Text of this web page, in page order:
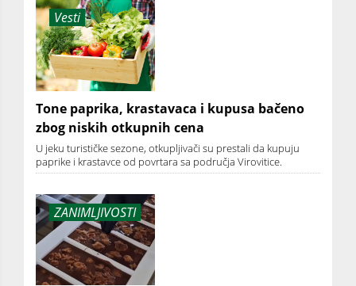
Vesti
Tone paprika, krastavaca i kupusa bačeno
zbog niskih otkupnih cena
U jeku turističke sezone, otkupljivači su prestali da kupuju
paprike i krastavce od povrtara sa područja Virovitice.
ZANIMLJIVOSTI